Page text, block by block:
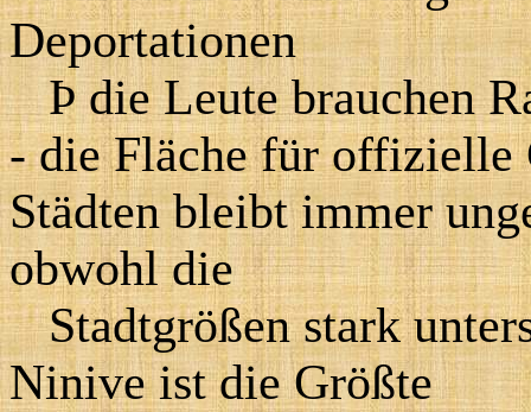
Deportationen
Þdie Leute brauchen
- die Fläche für offizielle
Städten bleibt immer
obwohl die
Stadtgrößen stark
Ninive ist die Größte